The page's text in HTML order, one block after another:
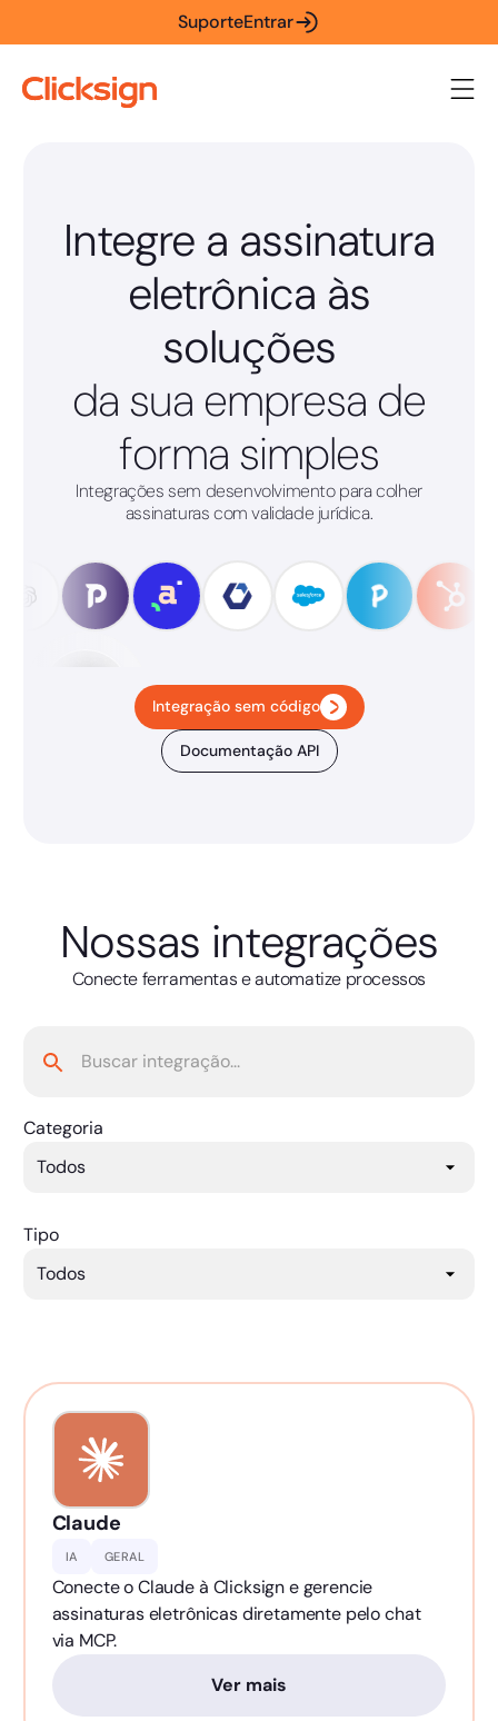
SuporteEntrar
Integre a assinatura
eletrônica às
soluções
da sua empresa de
forma simples
Integrações sem desenvolvimento para colher
assinaturas com validade jurídica.
Integração sem código
Documentação API
Nossas integrações
Conecte ferramentas e automatize processos
Categoria
Tipo
Claude
IA GERAL
Conecte o Claude à Clicksign e gerencie
assinaturas eletrônicas diretamente pelo chat
via MCP.
Ver mais